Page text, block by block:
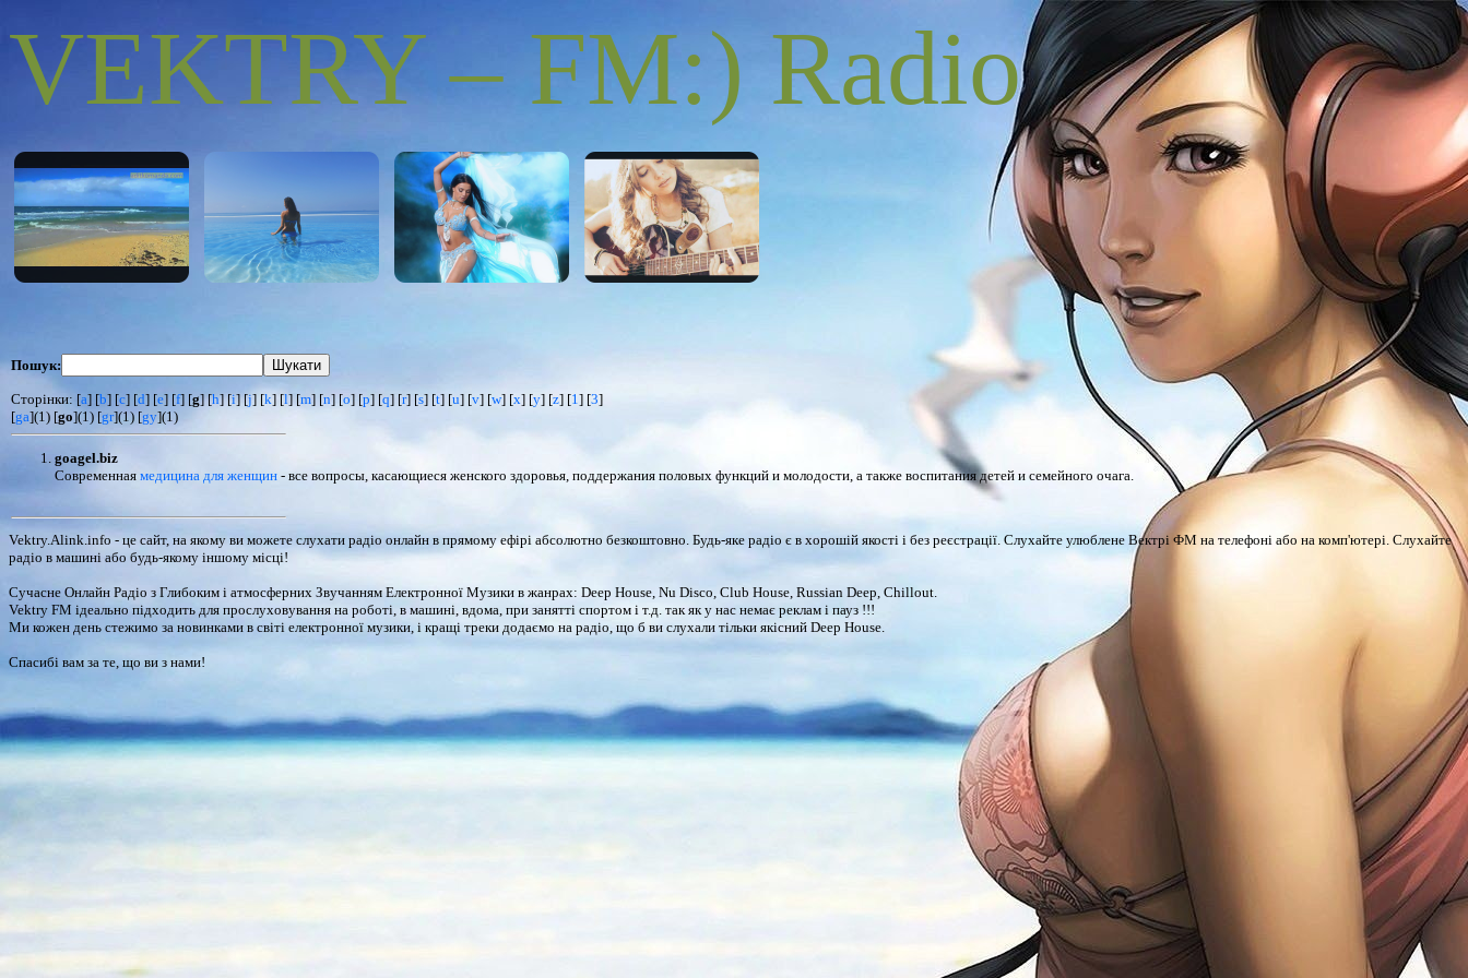
VEKTRY – FM:) Radio
Пошук:
Сторінки: [a] [b] [c] [d] [e] [f] [g] [h] [i] [j] [k] [l] [m] [n] [o] [p] [q] [r] [s] [t] [u] [v] [w] [x] [y] [z] [1] [3]
[ga](1) [go](1) [gr](1) [gy](1)
goagel.biz
Современная медицина для женщин - все вопросы, касающиеся женского здоровья, поддержания половых функций и молодости, а также воспитания детей и семейного очага.
Vektry.Alink.info - це сайт, на якому ви можете слухати радіо онлайн в прямому ефірі абсолютно безкоштовно. Будь-яке радіо є в хорошій якості і без реєстрації. Слухайте улюблене Вектрі ФМ на телефоні або на комп'ютері. Слухайте
радіо в машині або будь-якому іншому місці!
Сучасне Онлайн Радіо з Глибоким і атмосферних Звучанням Електронної Музики в жанрах: Deep House, Nu Disco, Club House, Russian Deep, Chillout.
Vektry FM ідеально підходить для прослуховування на роботі, в машині, вдома, при занятті спортом і т.д. так як у нас немає реклам і пауз !!!
Ми кожен день стежимо за новинками в світі електронної музики, і кращі треки додаємо на радіо, що б ви слухали тільки якісний Deep House.
Спасибі вам за те, що ви з нами!